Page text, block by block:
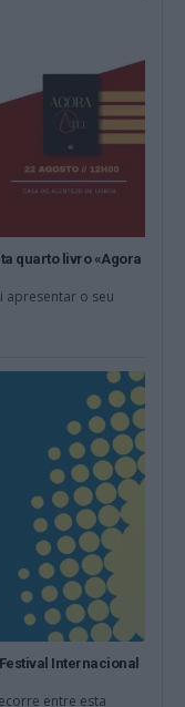
quarto livro «Agora
apresentar o seu
Internacional
entre esta